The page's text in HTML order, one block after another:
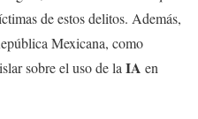
de estos delitos. Además,
Mexicana, como
sobre el uso de laIA en